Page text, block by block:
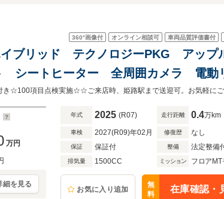
360°画像付 オンライン相談可 車両品質評価書付
イブリッド テクノロジーPKG アップ
シートヒーター 全周囲カメラ 電動
ンズオフアシスト機能 ヘッドアップ
万円
細を見る
年式 2025 (R07) 走行距離 0.4万km
車検 2027(R09)年02月 修復歴 なし
保証 保証付 整備 法定整備
排気量 1500CC ミッション フロアMT
お気に入り追加
無
料
在庫確認・